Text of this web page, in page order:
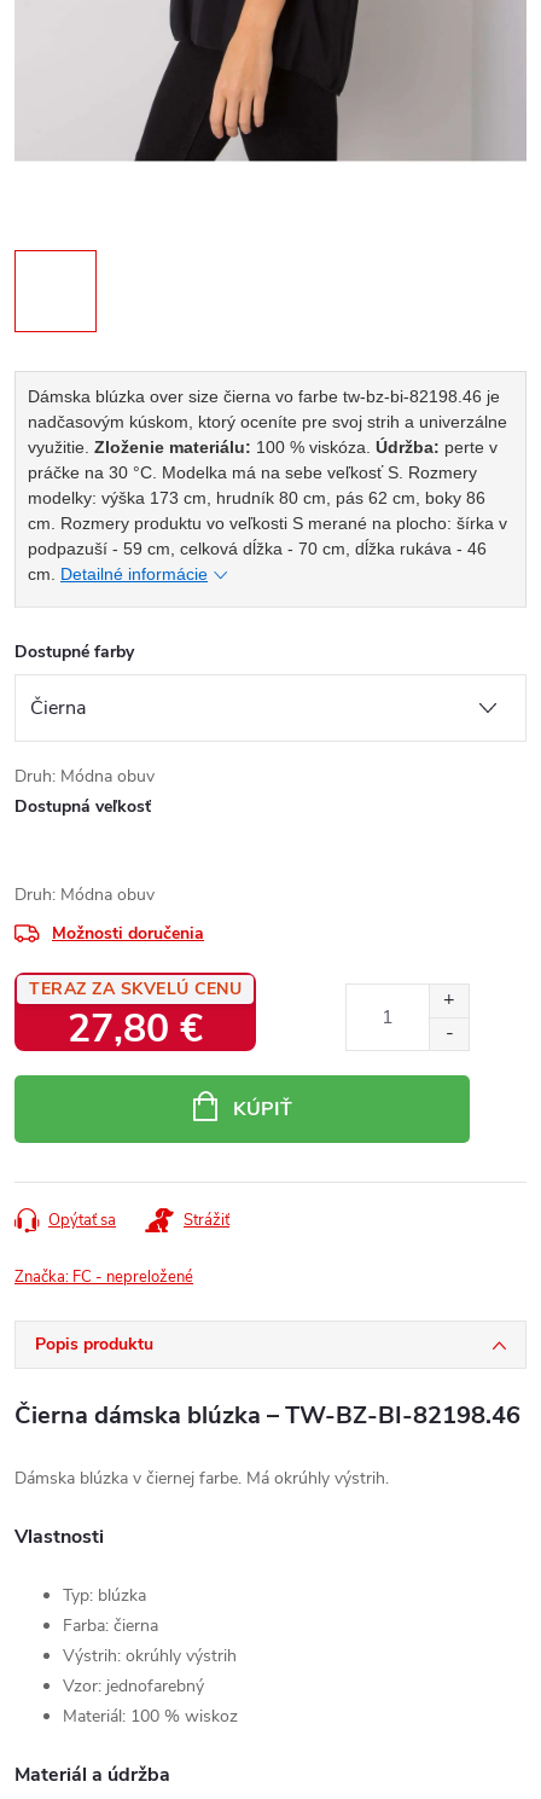
Dámska blúzka over size čierna vo farbe tw-bz-bi-82198.46 je
nadčasovým kúskom, ktorý oceníte pre svoj strih a univerzálne
využitie. Zloženie materiálu: 100 % viskóza. Údržba: perte v
práčke na 30 °C. Modelka má na sebe veľkosť S. Rozmery
modelky: výška 173 cm, hrudník 80 cm, pás 62 cm, boky 86
cm.
Rozmery produktu vo veľkosti S merané na plocho: šírka v
podpazuší - 59 cm, celková dĺžka - 70 cm, dĺžka rukáva - 46
cm.
Detailné informácie
Dostupné farby
Druh: Módna obuv
Dostupná veľkosť
Druh: Módna obuv
Možnosti doručenia
TERAZ ZA SKVELÚ CENU
27,80 €
KÚPIŤ
Opýtať sa Strážiť
Značka: FC - nepreložené
Popis produktu
Čierna dámska blúzka – TW-BZ-BI-82198.46
Dámska blúzka v čiernej farbe. Má okrúhly výstrih.
Vlastnosti
Typ: blúzka
Farba: čierna
Výstrih: okrúhly výstrih
Vzor: jednofarebný
Materiál: 100 % wiskoz
Materiál a údržba